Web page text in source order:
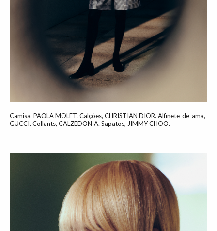
Camisa, PAOLA MOLET. Calções, CHRISTIAN DIOR. Alfinete-de-ama,
GUCCI. Collants, CALZEDONIA. Sapatos, JIMMY CHOO.